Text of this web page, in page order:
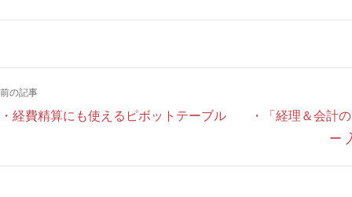
前の記事
・経費精算にも使えるピボットテーブル
・「経理＆会計
ー